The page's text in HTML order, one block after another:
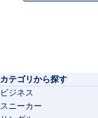
カテゴリから探す
ビジネス
スニーカー